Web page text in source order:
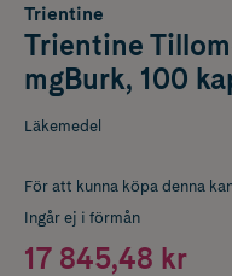
Trientine
Trientine
mgBurk, 100
Läkemedel
För att kunna köpa denna
Ingår ej i förmån
17 845,48 kr